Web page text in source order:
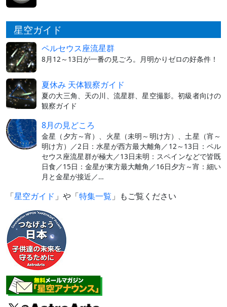
星空ガイド
ペルセウス座流星群
8月12～13日が一番の見ごろ。月明かりゼロの好条件！
夏休み 天体観察ガイド
夏の大三角、天の川、流星群、星空撮影。初級者向けの
観察ガイド
8月の見どころ
金星（夕方～宵）、火星（未明～明け方）、土星（宵～
明け方）／2日：水星が西方最大離角／12～13日：ペル
セウス座流星群が極大／13日未明：スペインなどで皆既
日食／15日：金星が東方最大離角／16日夕方～宵：細い
月と金星が接近／…
「星空ガイド 」や「特集一覧 」もご覧ください